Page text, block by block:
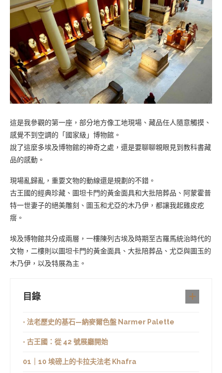
這是我參觀的第一座，部分地方像工地現場、藏品任人隨意觸摸、
感覺不到空調的「國家級」博物館。
說了這麼多埃及博物館的神奇之處，還是要聊聊親眼見到教科書藏
品的感動。
現場亂歸亂，重要文物的動線還是規劃的不錯。
古王國的經典珍藏、圖坦卡門的黃金面具和大批陪葬品、阿蒙霍普
特一世妻子的絕美雕刻、圖玉和尤亞的木乃伊，都讓我起雞皮疙
瘩。
埃及博物館共分成兩層，一樓陳列古埃及時期至古羅馬統治時代的
文物，二樓則以圖坦卡門的黃金面具、大批陪葬品、尤亞與圖玉的
木乃伊，以及特展為主。
目錄
◦ 法老歷史的基石—納麥爾色盤 Narmer Palette
◦ 古王國：從 42 號展廳開始
01｜10 埃磅上的卡拉夫法老 Khafra